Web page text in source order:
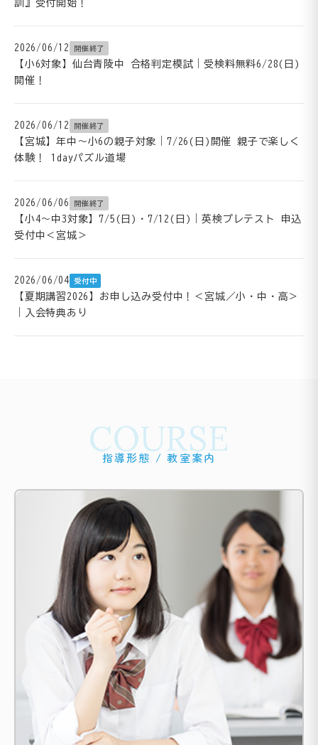
訓』受付開始！
2026/06/12 開催終了
【小6対象】仙台青陵中 合格判定模試｜受検料無料6/28(日)
開催！
2026/06/12 開催終了
【宮城】年中～小6の親子対象｜7/26(日)開催 親子で楽しく
体験！ 1dayパズル道場
2026/06/06 開催終了
【小4～中3対象】7/5(日)・7/12(日)｜英検プレテスト 申込
受付中＜宮城＞
2026/06/04 受付中
【夏期講習2026】お申し込み受付中！＜宮城／小・中・高＞
｜入会特典あり
COURSE
指導形態 / 教室案内